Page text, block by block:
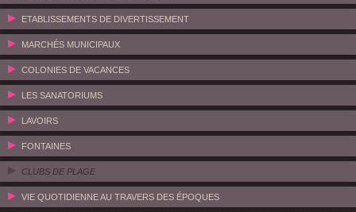
ETABLISSEMENTS DE DIVERTISSEMENT
MARCHÉS MUNICIPAUX
COLONIES DE VACANCES
LES SANATORIUMS
LAVOIRS
FONTAINES
CLUBS DE PLAGE
VIE QUOTIDIENNE AU TRAVERS DES ÉPOQUES